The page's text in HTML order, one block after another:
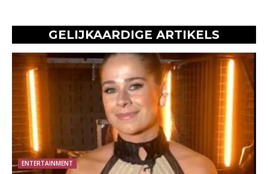
GELIJKAARDIGE ARTIKELS
ENTERTAINMENT